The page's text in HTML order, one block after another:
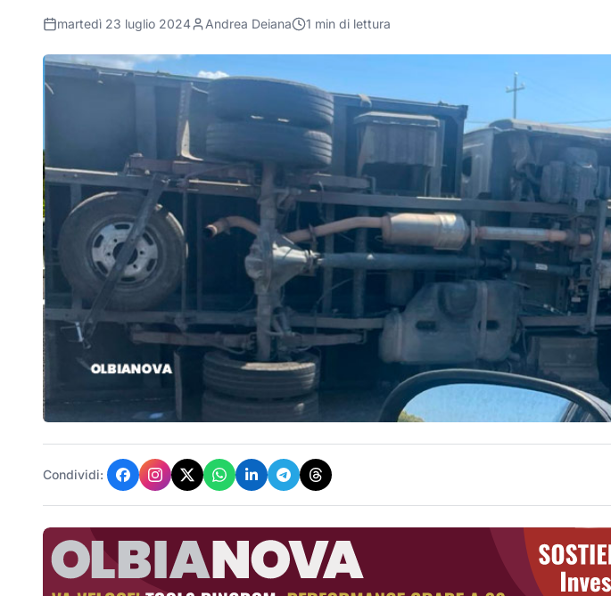
martedì 23 luglio 2024 Andrea Deiana 1 min di lettura
Condividi: